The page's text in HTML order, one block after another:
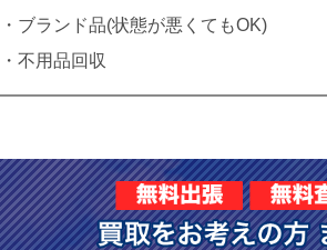
・ブランド品(状態が悪くてもOK)
・不用品回収